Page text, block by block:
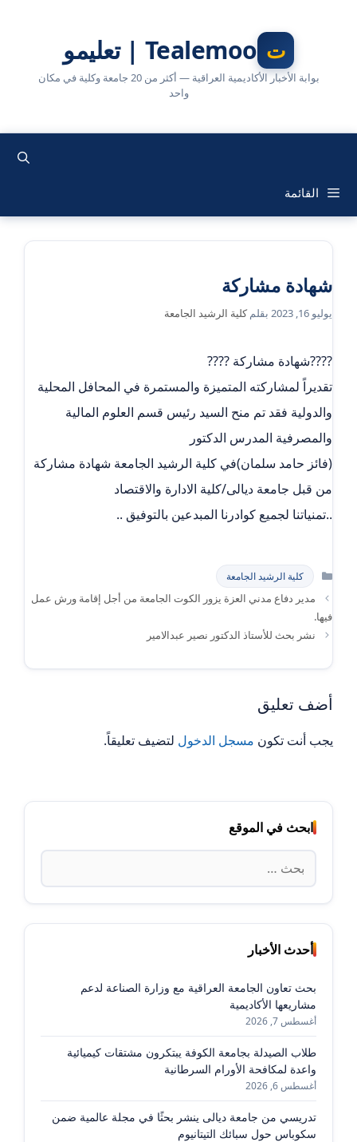
Tealemoo | تعليمو
بوابة الأخبار الأكاديمية العراقية — أكثر من 20 جامعة وكلية في مكان
واحد
القائمة
شهادة مشاركة
يوليو 16, 2023 بقلمكلية الرشيد الجامعة
????شهادة مشاركة ????
تقديراً لمشاركته المتميزة والمستمرة في المحافل المحلية
والدولية فقد تم منح السيد رئيس قسم العلوم المالية
والمصرفية المدرس الدكتور
(فائز حامد سلمان)في كلية الرشيد الجامعة شهادة مشاركة
من قبل جامعة ديالى/كلية الادارة والاقتصاد
..تمنياتنا لجميع كوادرنا المبدعين بالتوفيق ..
التصنيفات
كلية الرشيد الجامعة
مدير دفاع مدني العزة يزور الكوت الجامعة من أجل إقامة ورش عمل
فيها.
نشر بحث للأستاذ الدكتور نصير عبدالامير
أضف تعليق
يجب أنت تكون مسجل الدخول لتضيف تعليقاً.
ابحث في الموقع
البحث
عن:
أحدث الأخبار
بحث تعاون الجامعة العراقية مع وزارة الصناعة لدعم
مشاريعها الأكاديمية
أغسطس 7, 2026
طلاب الصيدلة بجامعة الكوفة يبتكرون مشتقات كيميائية
واعدة لمكافحة الأورام السرطانية
أغسطس 6, 2026
تدريسي من جامعة ديالى ينشر بحثًا في مجلة عالمية ضمن
سكوباس حول سبائك التيتانيوم